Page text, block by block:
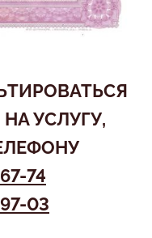
УСЛУГУ,
74
03